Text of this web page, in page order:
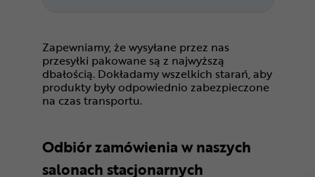
Zapewniamy, że wysyłane przez nas
przesyłki pakowane są z najwyższą
dbałością. Dokładamy wszelkich starań, aby
produkty były odpowiednio zabezpieczone
na czas transportu.
Odbiór zamówienia w naszych
salonach stacjonarnych